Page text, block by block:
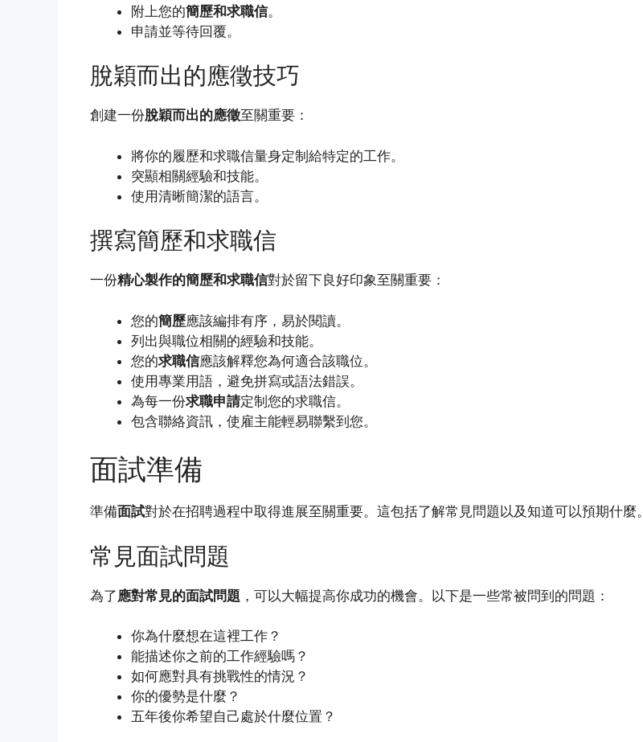
附上您的簡歷和求職信。
申請並等待回覆。
脫穎而出的應徵技巧
創建一份脫穎而出的應徵至關重要：
將你的履歷和求職信量身定制給特定的工作。
突顯相關經驗和技能。
使用清晰簡潔的語言。
撰寫簡歷和求職信
一份精心製作的簡歷和求職信對於留下良好印象至關重要：
您的簡歷應該編排有序，易於閱讀。
列出與職位相關的經驗和技能。
您的求職信應該解釋您為何適合該職位。
使用專業用語，避免拼寫或語法錯誤。
為每一份求職申請定制您的求職信。
包含聯絡資訊，使雇主能輕易聯繫到您。
面試準備
準備面試對於在招聘過程中取得進展至關重要。這包括了解常見問題以及知道可以預期什麼。
常見面試問題
為了 應對常見的面試問題 ，可以大幅提高你成功的機會。以下是一些常被問到的問題：
你為什麼想在這裡工作？
能描述你之前的工作經驗嗎？
如何應對具有挑戰性的情況？
你的優勢是什麼？
五年後你希望自己處於什麼位置？